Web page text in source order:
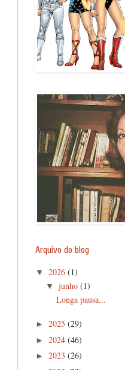
Arquivo do blog
▼ 2026 (1)
▼ junho (1)
Longa pausa...
► 2025 (29)
► 2024 (46)
► 2023 (26)